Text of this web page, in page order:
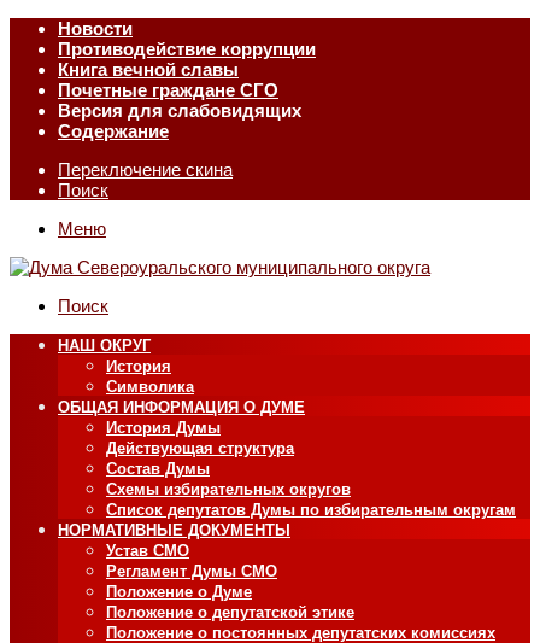
Новости
Противодействие коррупции
Книга вечной славы
Почетные граждане СГО
Версия для слабовидящих
Содержание
Переключение скина
Поиск
Меню
Поиск
НАШ ОКРУГ
История
Символика
ОБЩАЯ ИНФОРМАЦИЯ О ДУМЕ
История Думы
Действующая структура
Состав Думы
Схемы избирательных округов
Список депутатов Думы по избирательным округам
НОРМАТИВНЫЕ ДОКУМЕНТЫ
Устав СМО
Регламент Думы СМО
Положение о Думе
Положение о депутатской этике
Положение о постоянных депутатских комиссиях